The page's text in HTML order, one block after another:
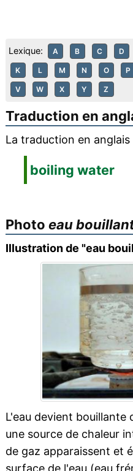
Lexique: A B C D
K L M N O P
V W X Y Z
Traduction en
La traduction en anglais
boiling water
Photo eau
Illustration de "eau
L'eau devient bouillante
une source de chaleur
de gaz apparaissent et
surface de l'eau (eau